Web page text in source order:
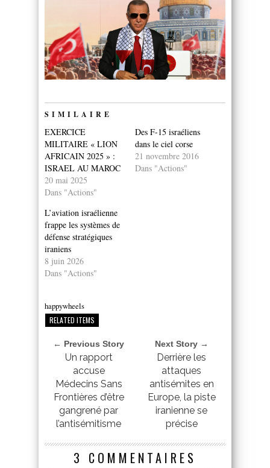
SIMILAIRE
EXERCICE
MILITAIRE « LION
AFRICAIN 2025 » :
ISRAEL AU MAROC
20 mai 2025
Dans "Actions"
Des F-15 israéliens
dans le ciel corse
21 novembre 2016
Dans "Actions"
L’aviation israélienne
frappe les systèmes de
défense stratégiques
iraniens
8 juin 2026
Dans "Actions"
happywheels
RELATED ITEMS
← Previous Story
Un rapport
accuse
Médecins Sans
Frontières d’être
gangrené par
l’antisémitisme
Next Story →
Derrière les
attaques
antisémites en
Europe, la piste
iranienne se
précise
3 COMMENTAIRES